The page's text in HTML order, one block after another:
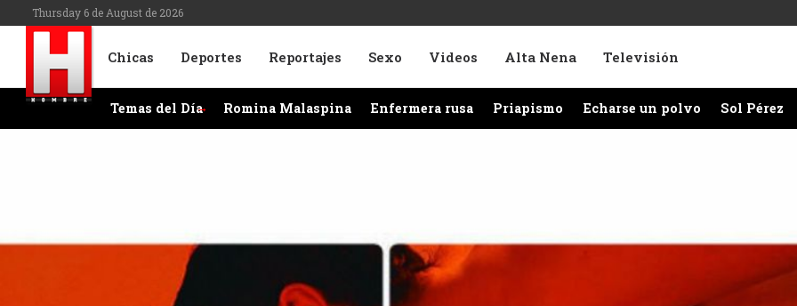
Thursday 6 de August de 2026
Chicas Deportes Reportajes Sexo Videos Alta Nena Televisión
Temas del Día Romina Malaspina Enfermera rusa Priapismo Echarse un polvo Sol Pérez